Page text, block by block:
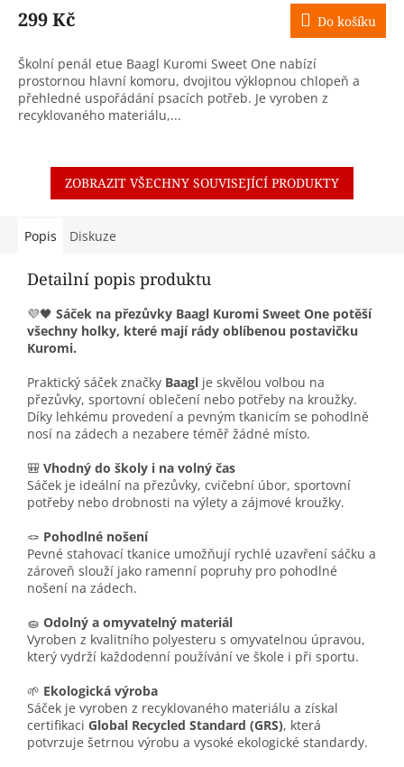
299 Kč Do košíku
Školní penál etue Baagl Kuromi Sweet One nabízí
prostornou hlavní komoru, dvojitou výklopnou chlopeň a
přehledné uspořádání psacích potřeb. Je vyroben z
recyklovaného materiálu,...
ZOBRAZIT VŠECHNY SOUVISEJÍCÍ PRODUKTY
Popis Diskuze
Detailní popis produktu
💜🖤 Sáček na přezůvky Baagl Kuromi Sweet One potěší
všechny holky, které mají rády oblíbenou postavičku
Kuromi.
Praktický sáček značky Baagl je skvělou volbou na
přezůvky, sportovní oblečení nebo potřeby na kroužky.
Díky lehkému provedení a pevným tkanicím se pohodlně
nosí na zádech a nezabere téměř žádné místo.
🎒 Vhodný do školy i na volný čas
Sáček je ideální na přezůvky, cvičební úbor, sportovní
potřeby nebo drobnosti na výlety a zájmové kroužky.
🪢 Pohodlné nošení
Pevné stahovací tkanice umožňují rychlé uzavření sáčku a
zároveň slouží jako ramenní popruhy pro pohodlné
nošení na zádech.
🧽 Odolný a omyvatelný materiál
Vyroben z kvalitního polyesteru s omyvatelnou úpravou,
který vydrží každodenní používání ve škole i při sportu.
🌱 Ekologická výroba
Sáček je vyroben z recyklovaného materiálu a získal
certifikaci Global Recycled Standard (GRS), která
potvrzuje šetrnou výrobu a vysoké ekologické standardy.